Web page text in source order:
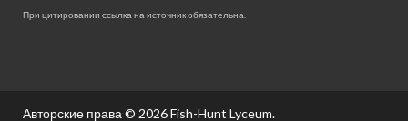
При цитировании ссылка на источник обязательна.
Авторские права © 2026Fish-Hunt Lyceum.